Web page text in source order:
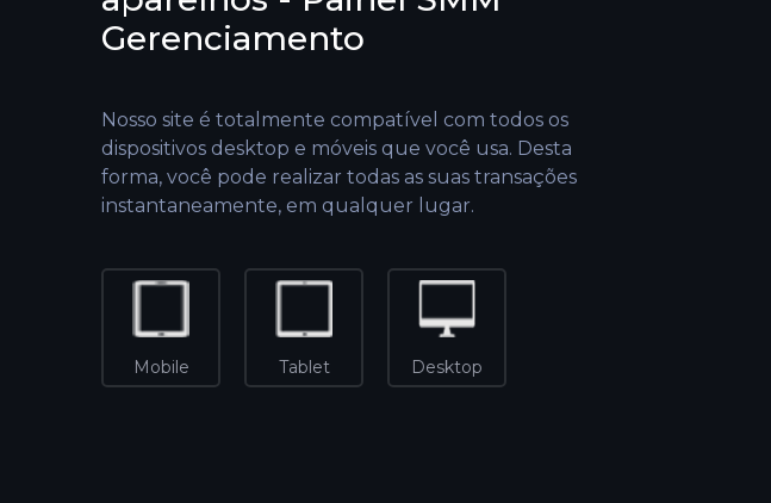
Gerenciamento
Nosso site é totalmente compatível com todos os
dispositivos desktop e móveis que você usa. Desta
forma, você pode realizar todas as suas transações
instantaneamente, em qualquer lugar.
Mobile Tablet Desktop